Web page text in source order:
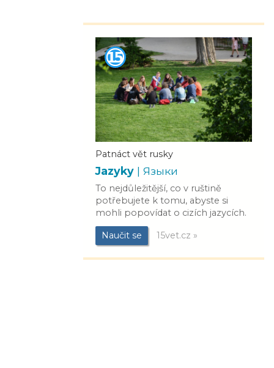
Patnáct vět rusky
Jazyky | Языки
To nejdůležitější, co v ruštině
potřebujete k tomu, abyste si
mohli popovídat o cizích jazycích.
Naučit se 15vet.cz »